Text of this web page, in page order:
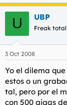
U UBP
Freak total
3 Oct 2008
Yo el dilema
estos o un
tal, pero por el
con 500 gigas